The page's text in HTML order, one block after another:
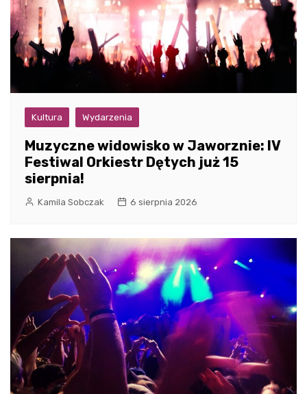
Kultura Wydarzenia
Muzyczne widowisko w Jaworznie: IV
Festiwal Orkiestr Dętych już 15
sierpnia!
Kamila Sobczak 6 sierpnia 2026